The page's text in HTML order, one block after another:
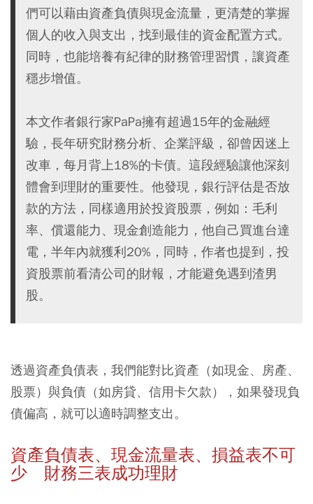
們可以藉由資產負債與現金流量，更清楚的掌握
個人的收入與支出，找到最佳的資金配置方式。
同時，也能培養有紀律的財務管理習慣，讓資產
穩步增值。
本文作者銀行家PaPa擁有超過15年的金融經
驗，長年研究財務分析、企業評級，卻曾因迷上
改車，每月背上18%的卡債。這段經驗讓他深刻
體會到理財的重要性。他發現，銀行評估是否放
款的方法，同樣適用於投資股票，例如：毛利
率、償還能力、現金創造能力，他自己買進台達
電，半年內就獲利20%，同時，作者也提到，投
資股票前看清公司的財報，才能避免遇到渣男
股。
透過資產負債表，我們能對比資產（如現金、房產、
股票）與負債（如房貸、信用卡欠款）
，如果發現負
債偏高，就可以適時調整支出。
資產負債表、現金流量表、損益表不可
少 財務三表成功理財